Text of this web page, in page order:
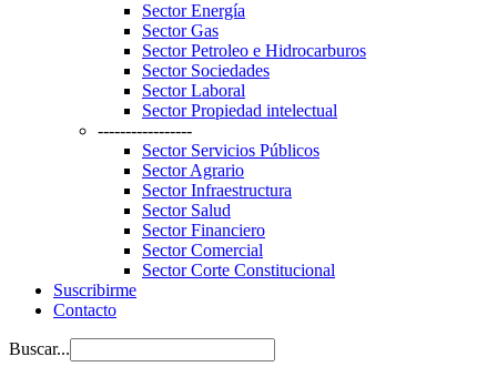
Sector Energía
Sector Gas
Sector Petroleo e Hidrocarburos
Sector Sociedades
Sector Laboral
Sector Propiedad intelectual
-----------------
Sector Servicios Públicos
Sector Agrario
Sector Infraestructura
Sector Salud
Sector Financiero
Sector Comercial
Sector Corte Constitucional
Suscribirme
Contacto
Buscar...